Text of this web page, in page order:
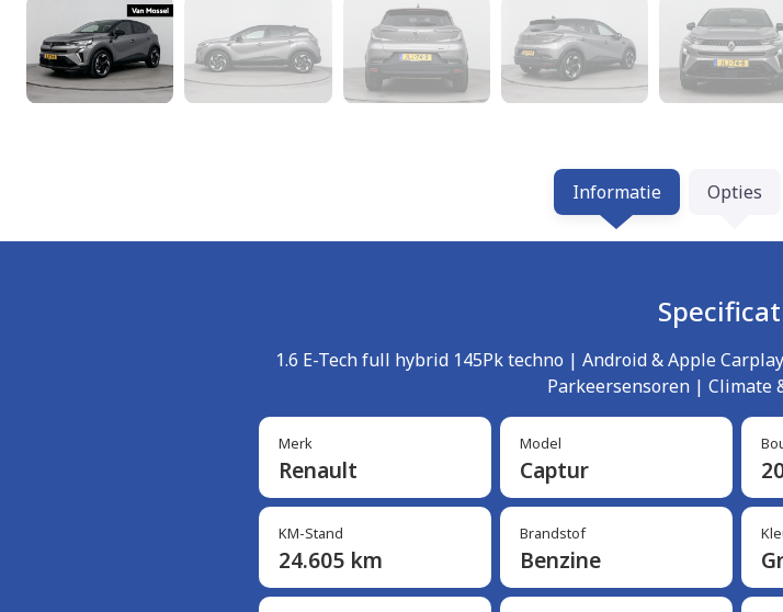
Informatie Opties
1.6 E-Tech full hybrid 145Pk techno | Android & Apple
Parkeersensoren | Climate
Merk
Renault
Model
Captur
KM-Stand
24.605 km
Brandstof
Benzine